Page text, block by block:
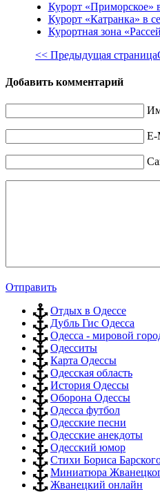
Курорт «Приморское»
Курорт «Катранка» в
Курортная зона
<< Предыдущая страница
Добавить комментарий
E-
Отправить
Отдых в Одессе
Дубль Гис Одесса
Одесса - мировой
Одесситы
Карта Одессы
Одесская область
История Одессы
Оборона Одессы
Одесса футбол
Одесские песни
Одесские анекдоты
Одесский юмор
Стихи Бориса
Миниатюра
Жванецкий онлайн